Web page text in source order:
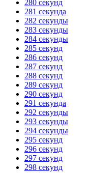
280 секунд
281 секунда
282 секунды
283 секунды
284 секунды
285 секунд
286 секунд
287 секунд
288 секунд
289 секунд
290 секунд
291 секунда
292 секунды
293 секунды
294 секунды
295 секунд
296 секунд
297 секунд
298 секунд